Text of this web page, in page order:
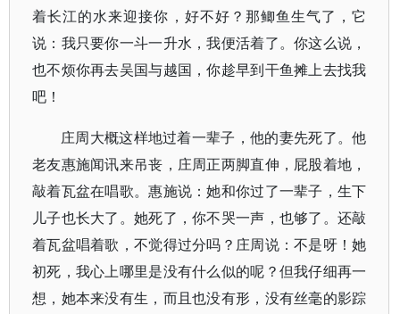
着长江的水来迎接你，好不好？那鲫鱼生气了，它
说：我只要你一斗一升水，我便活着了。你这么说，
也不烦你再去吴国与越国，你趁早到干鱼摊上去找我
吧！
庄周大概这样地过着一辈子，他的妻先死了。他
老友惠施闻讯来吊丧，庄周正两脚直伸，屁股着地，
敲着瓦盆在唱歌。惠施说：她和你过了一辈子，生下
儿子也长大了。她死了，你不哭一声，也够了。还敲
着瓦盆唱着歌，不觉得过分吗？庄周说：不是呀！她
初死，我心上哪里是没有什么似的呢？但我仔细再一
想，她本来没有生，而且也没有形，没有丝毫的影踪